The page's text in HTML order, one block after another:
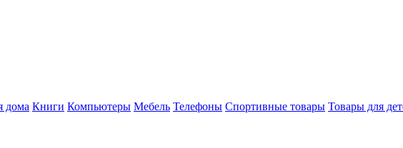
дома Книги Компьютеры Мебель Телефоны Спортивные товары Товары для